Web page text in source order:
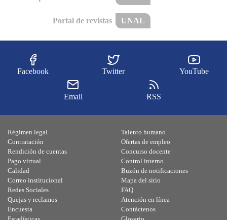
Portal de revistas UNAL
Facebook Twitter YouTube
Email RSS
Régimen legal
Contratación
Rendición de cuentas
Pago virtual
Calidad
Talento humano
Ofertas de empleo
Concurso docente
Control interno
Buzón de notificaciones
Correo institucional
Redes Sociales
Quejas y reclamos
Encuesta
Mapa del sitio
FAQ
Atención en línea
Contáctenos